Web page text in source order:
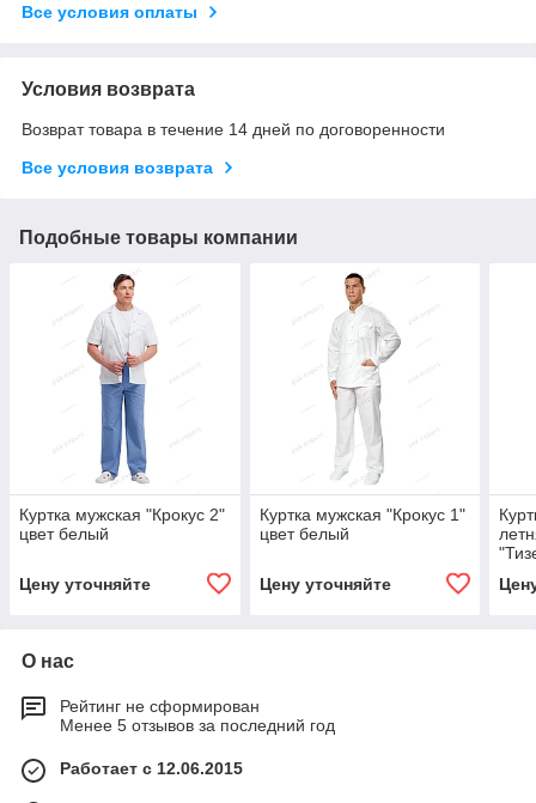
Все условия оплаты
Условия возврата
Возврат товара в течение 14 дней по договоренности
Все условия возврата
Подобные товары компании
Куртка мужская "Крокус 2"
цвет белый
Цену уточняйте
Куртка мужская "Крокус 1"
цвет белый
Цену уточняйте
О нас
Рейтинг не сформирован
Менее 5 отзывов за последний год
Работает с 12.06.2015